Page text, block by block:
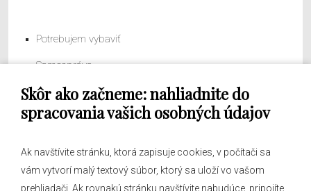
Skôr ako začneme: nahliadnite do
spracovania vašich osobných údajov
Ak navštívite stránku, ktorá zapisuje cookies, v počítači sa
vám vytvorí malý textový súbor, ktorý sa uloží vo vašom
prehliadači. Ak rovnakú stránku navštívite nabudúce, pripojíte
Potrebujem vybaviť
Samospráva
Obecný úrad
O obci